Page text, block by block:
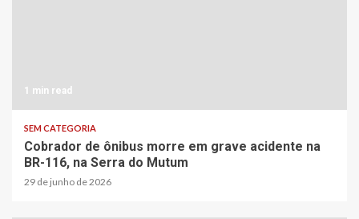
1 min read
SEM CATEGORIA
Cobrador de ônibus morre em grave acidente na
BR-116, na Serra do Mutum
29 de junho de 2026